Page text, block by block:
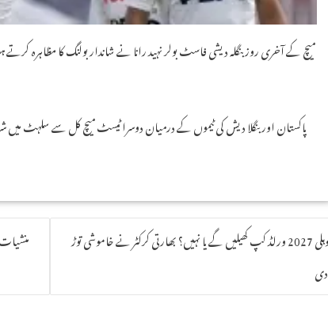
میچ کے آخری روز بنگلہ دیشی فاسٹ بولر نہید رانا نے شاندار بولنگ کا مظاہرہ
کیا کوہلی 2027 ورلڈ کپ کھیلیں گے یا نہیں؟ بھارتی کرکٹر نے خاموشی توڑ
دی